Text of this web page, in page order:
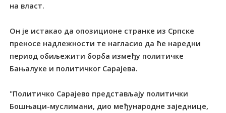
на власт.
Он је истакао да опозиционе странке из Српске
преносе надлежности те нагласио да ће наредни
период обиљежити борба између политичке
Бањалуке и политичког Сарајева.
"Политичко Сарајево представљају политички
Бошњаци-муслимани, дио међународне заједнице,